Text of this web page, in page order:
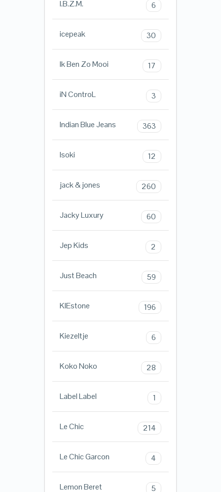
I.B.Z.M. 6
icepeak 30
Ik Ben Zo Mooi 17
iN ControL 3
Indian Blue Jeans 363
Isoki 12
jack & jones 260
Jacky Luxury 60
Jep Kids 2
Just Beach 59
KIEstone 196
Kiezeltje 6
Koko Noko 28
Label Label 1
Le Chic 214
Le Chic Garcon 4
Lemon Beret 5